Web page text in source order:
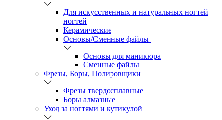
Для искусственных и натуральных ногтей
ногтей
Керамические
Основы/Сменные файлы
Основы для маникюра
Сменные файлы
Фрезы, Боры, Полировщики
Фрезы твердосплавные
Боры алмазные
Уход за ногтями и кутикулой